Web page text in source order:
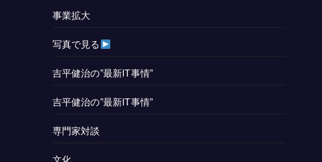
事業拡大
写真で見る
吉平健治の”最新IT事情”
吉平健治の”最新IT事情”
専門家対談
文化